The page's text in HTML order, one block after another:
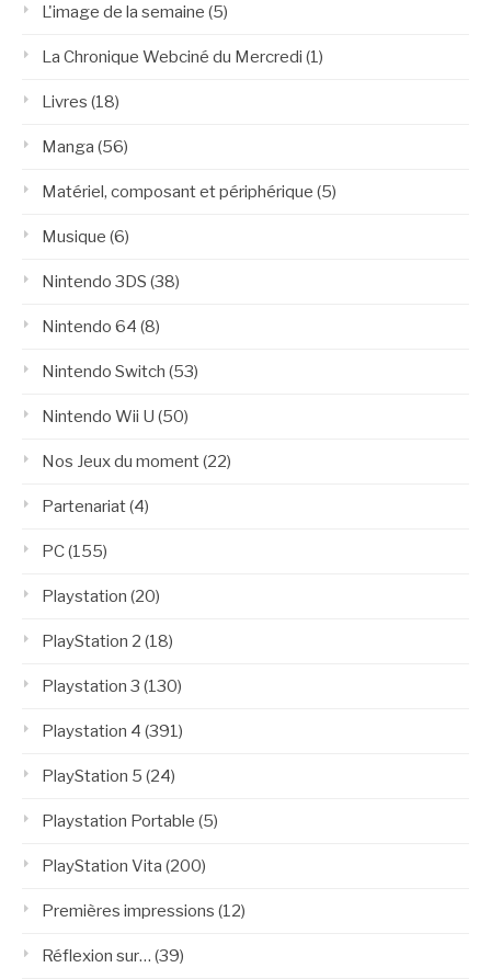
L'image de la semaine (5)
La Chronique Webciné du Mercredi (1)
Livres (18)
Manga (56)
Matériel, composant et périphérique (5)
Musique (6)
Nintendo 3DS (38)
Nintendo 64 (8)
Nintendo Switch (53)
Nintendo Wii U (50)
Nos Jeux du moment(22)
Partenariat(4)
PC(155)
Playstation (20)
PlayStation 2 (18)
Playstation 3 (130)
Playstation 4 (391)
PlayStation 5 (24)
Playstation Portable (5)
PlayStation Vita (200)
Premières impressions (12)
Réflexion sur… (39)